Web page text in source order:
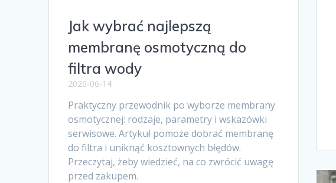
Jak wybrać najlepszą
membranę osmotyczną do
filtra wody
2026-06-14
Praktyczny przewodnik po wyborze membrany
osmotycznej: rodzaje, parametry i wskazówki
serwisowe. Artykuł pomoże dobrać membranę
do filtra i uniknąć kosztownych błędów.
Przeczytaj, żeby wiedzieć, na co zwrócić uwagę
przed zakupem.